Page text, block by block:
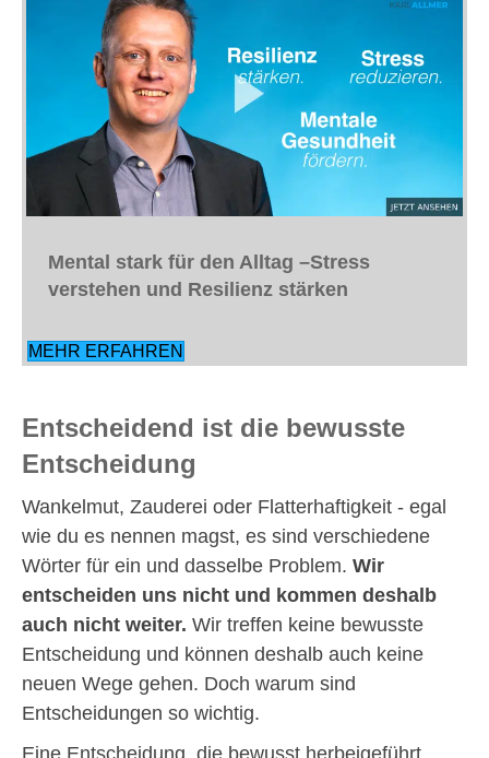
Mental stark für den Alltag –Stress
verstehen und Resilienz stärken
MEHR ERFAHREN
Entscheidend ist die bewusste
Entscheidung
Wankelmut, Zauderei oder Flatterhaftigkeit - egal
wie du es nennen magst, es sind verschiedene
Wörter für ein und dasselbe Problem. Wir
entscheiden uns nicht und kommen deshalb
auch nicht weiter. Wir treffen keine bewusste
Entscheidung und können deshalb auch keine
neuen Wege gehen. Doch warum sind
Entscheidungen so wichtig.